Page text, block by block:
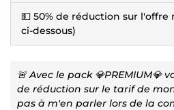
💵 50% de réduction sur
ci-dessous)
🚨 Avec le pack 💎PREMIUM💎
de réduction sur le tarif de
pas à m'en parler lors de la